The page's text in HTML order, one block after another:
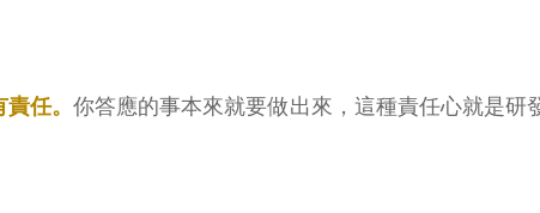
責任。你答應的事本來就要做出來，這種責任心就是